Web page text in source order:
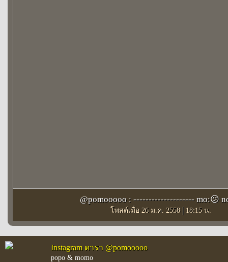
@pomooooo : -------------------- mo:😕
โพสต์เมื่อ 26 ม.ค. 2558 | 18:15 น.
Instagram ดารา @pomooooo
popo & momo